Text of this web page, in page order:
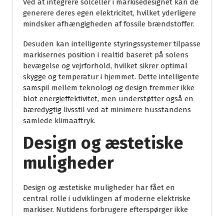
Ved at integrere solceller i markisedesignet kan de
generere deres egen elektricitet, hvilket yderligere
mindsker afhængigheden af fossile brændstoffer.
Desuden kan intelligente styringssystemer tilpasse
markisernes position i realtid baseret på solens
bevægelse og vejrforhold, hvilket sikrer optimal
skygge og temperatur i hjemmet. Dette intelligente
samspil mellem teknologi og design fremmer ikke
blot energieffektivitet, men understøtter også en
bæredygtig livsstil ved at minimere husstandens
samlede klimaaftryk.
Design og æstetiske
muligheder
Design og æstetiske muligheder har fået en
central rolle i udviklingen af moderne elektriske
markiser. Nutidens forbrugere efterspørger ikke